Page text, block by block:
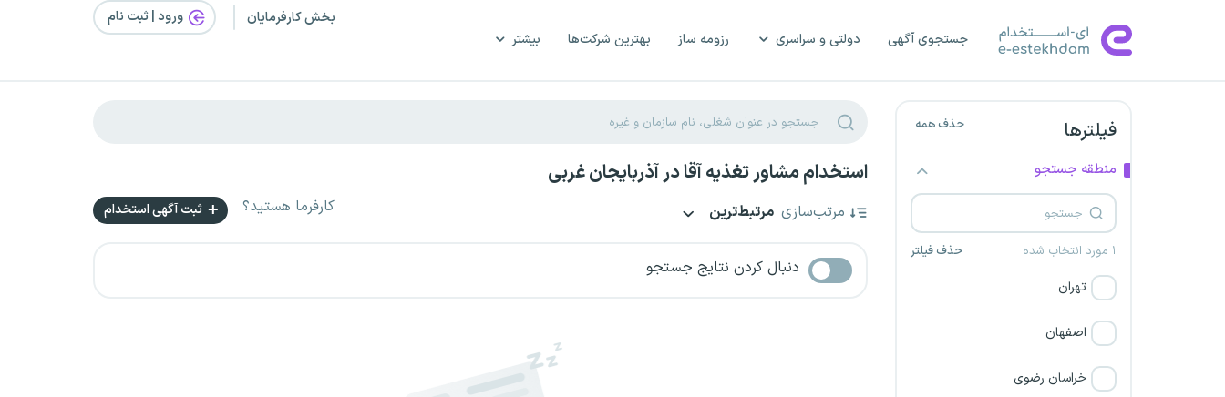
جستجوی آگهی دولتی و سراسری رزومه ساز بهترین شرکت‌ها بیشتر
بخش کارفرمایان ورود | ثبت‌ نام
فیلترها حذف همه
منطقه جستجو
۱ مورد انتخاب شده حذف فیلتر
تهران
اصفهان
خراسان رضوی
استخدام مشاور تغذیه آقا در آذربایجان غربی
مرتب‌سازی مرتبط‌ترین کارفرما هستید؟ ثبت آگهی استخدام
دنبال کردن نتایج جستجو